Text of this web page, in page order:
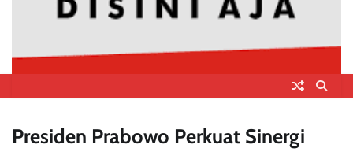
Presiden Prabowo Perkuat Sinergi